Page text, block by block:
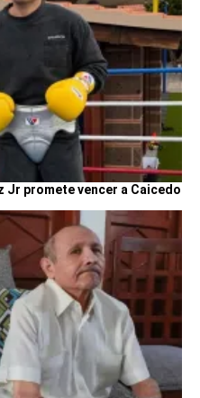
Jr promete vencer a Caicedo